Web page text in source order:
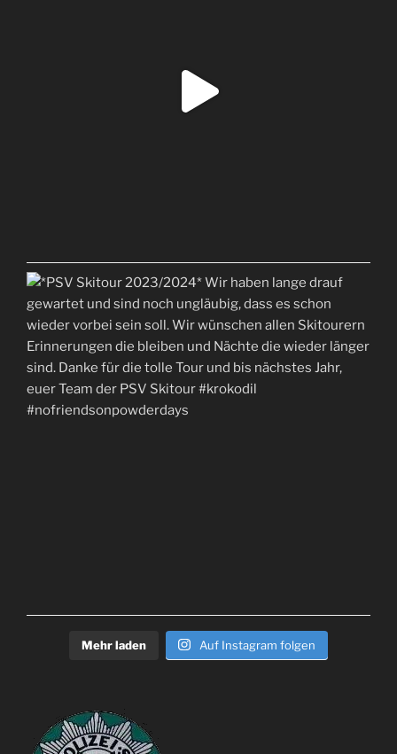
Mehr laden Auf Instagram folgen